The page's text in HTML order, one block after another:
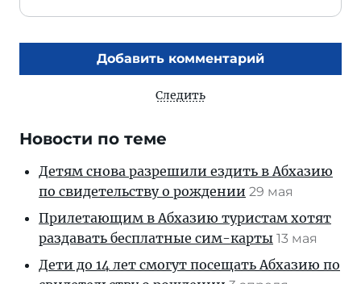
Добавить комментарий
Следить
Новости по теме
Детям снова разрешили ездить в Абхазию
по свидетельству о рождении 29 мая
Прилетающим в Абхазию туристам хотят
раздавать бесплатные сим-карты 13 мая
Дети до 14 лет смогут посещать Абхазию по